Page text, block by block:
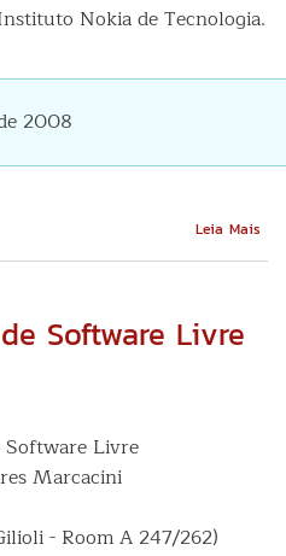
Nokia de Tecnologia.
2008
Leia Mais
Software Livre
Software Livre
Marcacini
- Room A 247/262)